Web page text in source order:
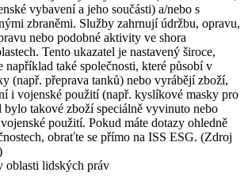
vybavení a jeho součásti) a/nebo s
zbraněmi. Služby zahrnují údržbu, opravu,
nebo podobné aktivity ve shora
Tento ukazatel je nastavený široce,
například také společnosti, které působí v
(např. přeprava tanků) nebo vyrábějí zboží,
i vojenské použití (např. kyslíkové masky pro
takové zboží speciálně vyvinuto nebo
použití. Pokud máte dotazy ohledně
obraťte se přímo na ISS ESG. (Zdroj
oblasti lidských práv